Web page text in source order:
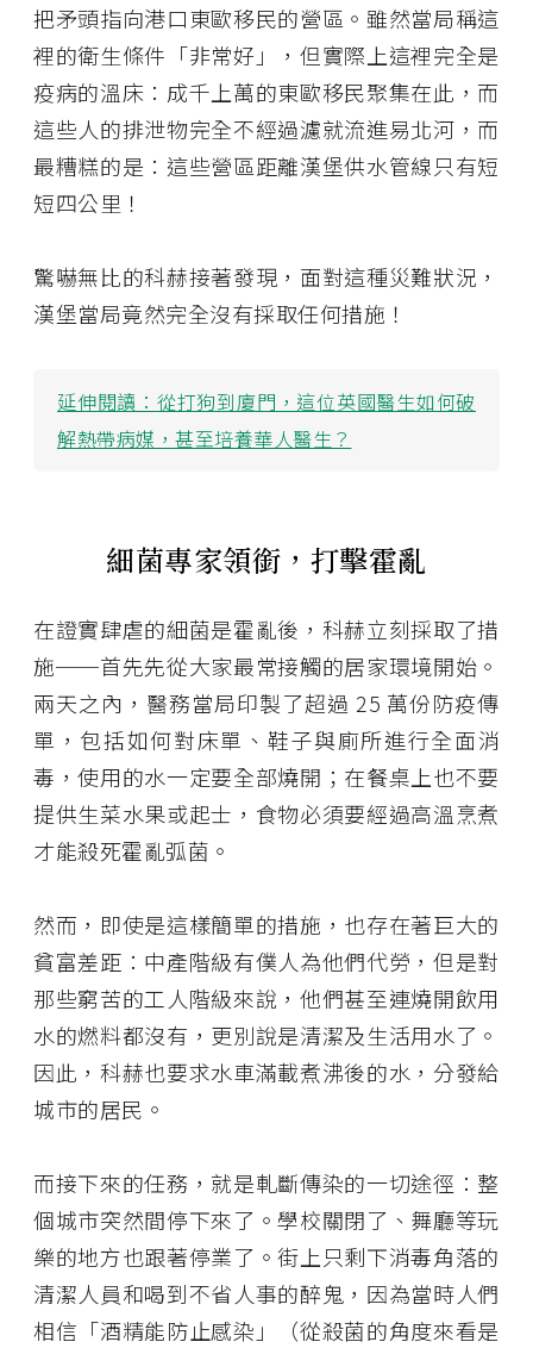
把矛頭指向港口東歐移民的營區。雖然當局稱這
裡的衛生條件「非常好」，但實際上這裡完全是
疫病的溫床：成千上萬的東歐移民聚集在此，而
這些人的排泄物完全不經過濾就流進易北河，而
最糟糕的是：這些營區距離漢堡供水管線只有短
短四公里！
驚嚇無比的科赫接著發現，面對這種災難狀況，
漢堡當局竟然完全沒有採取任何措施！
延伸閱讀： 從打狗到廈門，這位英國醫生如何破
解熱帶病媒，甚至培養華人醫生？
細菌專家領銜，打擊霍亂
在證實肆虐的細菌是霍亂後，科赫立刻採取了措
施──首先先從大家最常接觸的居家環境開始。
兩天之內，醫務當局印製了超過 25 萬份防疫傳
單，包括如何對床單、鞋子與廁所進行全面消
毒，使用的水一定要全部燒開；在餐桌上也不要
提供生菜水果或起士，食物必須要經過高溫烹煮
才能殺死霍亂弧菌。
然而，即使是這樣簡單的措施，也存在著巨大的
貧富差距：中產階級有僕人為他們代勞，但是對
那些窮苦的工人階級來說，他們甚至連燒開飲用
水的燃料都沒有，更別說是清潔及生活用水了。
因此，科赫也要求水車滿載煮沸後的水，分發給
城市的居民。
而接下來的任務，就是軋斷傳染的一切途徑：整
個城市突然間停下來了。學校關閉了、舞廳等玩
樂的地方也跟著停業了。街上只剩下消毒角落的
清潔人員和喝到不省人事的醉鬼，因為當時人們
相信「酒精能防止感染」（從殺菌的角度來看是